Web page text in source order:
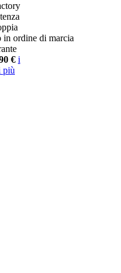
in ordine di marcia
€ i
più